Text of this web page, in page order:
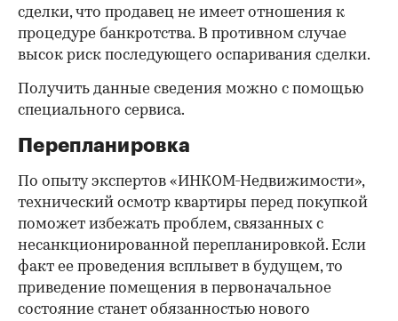
сделки, что продавец не имеет отношения к
процедуре банкротства. В противном случае
высок риск последующего оспаривания сделки.
Получить данные сведения можно с помощью
специального сервиса.
Перепланировка
По опыту экспертов «ИНКОМ-Недвижимости»,
технический осмотр квартиры перед покупкой
поможет избежать проблем, связанных с
несанкционированной перепланировкой. Если
факт ее проведения всплывет в будущем, то
приведение помещения в первоначальное
состояние станет обязанностью нового